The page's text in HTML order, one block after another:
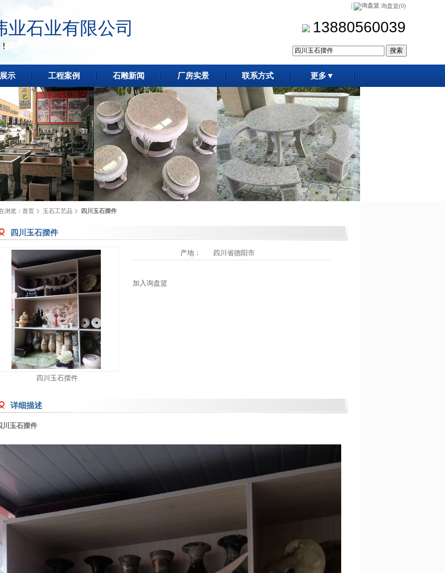
| 询盘篮(0)
业石业有限公司 13880560039
示 工程案例 石雕新闻 厂房实景 联系方式 更多▼
浏览： 首页 玉石工艺品 四川玉石摆件
四川玉石摆件
四川玉石摆件
产地： 四川省德阳市
加入询盘篮
详细描述
玉石摆件